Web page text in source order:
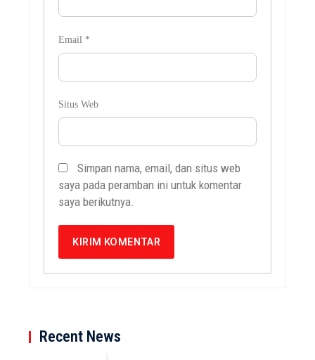
Email *
Situs Web
Simpan nama, email, dan situs web
saya pada peramban ini untuk komentar
saya berikutnya.
Recent News